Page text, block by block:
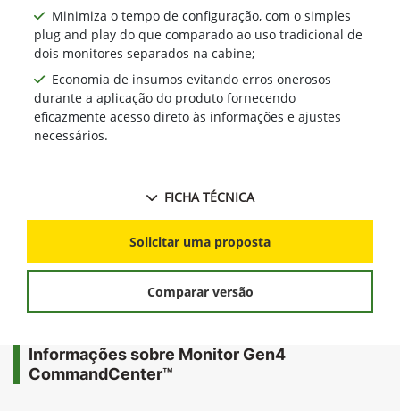
Minimiza o tempo de configuração, com o simples
plug and play do que comparado ao uso tradicional de
dois monitores separados na cabine;
Economia de insumos evitando erros onerosos
durante a aplicação do produto fornecendo
eficazmente acesso direto às informações e ajustes
necessários.
FICHA TÉCNICA
Solicitar uma proposta
Comparar versão
Informações sobre Monitor Gen4
CommandCenter™